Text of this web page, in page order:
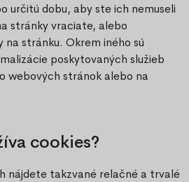
určitú dobu, aby ste ich nemuseli
stránky vraciate, alebo
stránku. Okrem iného sú
poskytovaných služieb
stránok alebo na
cookies?
nájdete takzvané relačné a trvalé